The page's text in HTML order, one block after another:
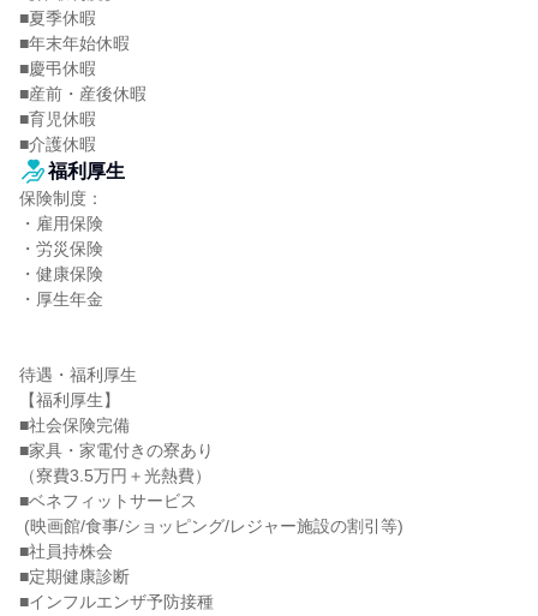
■夏季休暇
■年末年始休暇
■慶弔休暇
■産前・産後休暇
■育児休暇
■介護休暇
福利厚生
保険制度：
・雇用保険
・労災保険
・健康保険
・厚生年金
待遇・福利厚生
【福利厚生】
■社会保険完備
■家具・家電付きの寮あり
（寮費3.5万円＋光熱費）
■ベネフィットサービス
■社員持株会
■定期健康診断
■インフルエンザ予防接種